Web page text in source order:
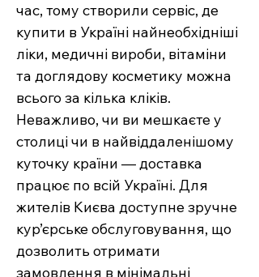
час, тому створили сервіс, де
купити в Україні найнеобхідніші
ліки, медичні вироби, вітаміни
та доглядову косметику можна
всього за кілька кліків.
Неважливо, чи ви мешкаєте у
столиці чи в найвіддаленішому
куточку країни — доставка
працює по всій Україні. Для
жителів Києва доступне зручне
кур’єрське обслуговування, що
дозволить отримати
замовлення в мінімальні